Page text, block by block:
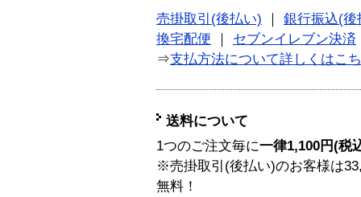
売掛取引(後払い) ｜ 銀行振込(後
換宅配便 ｜ セブンイレブン決済
⇒支払方法について詳しくはこ
送料について
1つのご注文毎に一律1,100円(税
※売掛取引(後払い)のお客様は
無料！